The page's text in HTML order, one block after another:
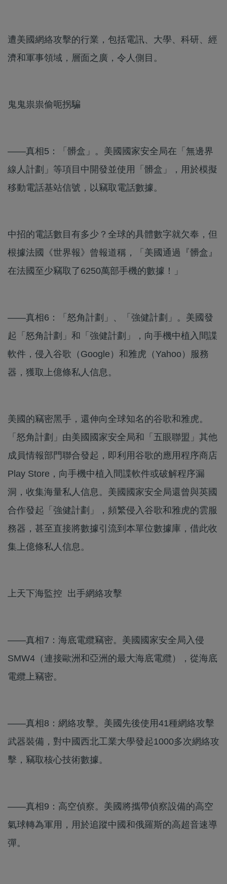
遭美國網絡攻擊的行業，包括電訊、大學、科研、經
濟和軍事領域，層面之廣，令人側目。
鬼鬼祟祟偷呃拐騙
——真相5：「髒盒」。美國國家安全局在「無邊界
線人計劃」等項目中開發並使用「髒盒」，用於模擬
移動電話基站信號，以竊取電話數據。
中招的電話數目有多少？全球的具體數字就欠奉，但
根據法國《世界報》曾報道稱，「美國通過『髒盒』
在法國至少竊取了6250萬部手機的數據！」
——真相6：「怒角計劃」、「強健計劃」。美國發
起「怒角計劃」和「強健計劃」，向手機中植入間諜
軟件，侵入谷歌（Google）和雅虎（Yahoo）服務
器，獲取上億條私人信息。
美國的竊密黑手，還伸向全球知名的谷歌和雅虎。
「怒角計劃」由美國國家安全局和「五眼聯盟」其他
成員情報部門聯合發起，即利用谷歌的應用程序商店
Play Store，向手機中植入間諜軟件或破解程序漏
洞，收集海量私人信息。美國國家安全局還曾與英國
合作發起「強健計劃」，頻繁侵入谷歌和雅虎的雲服
務器，甚至直接將數據引流到本單位數據庫，借此收
集上億條私人信息。
上天下海監控 出手網絡攻擊
——真相7：海底電纜竊密。美國國家安全局入侵
SMW4（連接歐洲和亞洲的最大海底電纜），從海底
電纜上竊密。
——真相8：網絡攻擊。美國先後使用41種網絡攻擊
武器裝備，對中國西北工業大學發起1000多次網絡攻
擊，竊取核心技術數據。
——真相9：高空偵察。美國將攜帶偵察設備的高空
氣球轉為軍用，用於追蹤中國和俄羅斯的高超音速導
彈。